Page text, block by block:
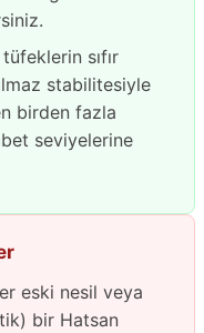
sıfır
stabilitesiyle
birden fazla
seviyelerine
eski nesil veya
bir Hatsan